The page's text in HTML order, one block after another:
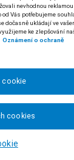
zákona č. 140/
nebo „zákon č.
tak, že
z toho
rozhodnutí
o
nevhodnou reklamou
od Vás potřebujeme
dočasně ukládají ve
ke zlepšování
Oznámení o ochraně
cookies
cookie